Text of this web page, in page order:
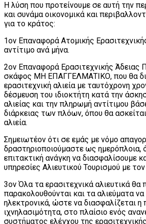
Η λύση που προτείνουμε σε αυτή την
και συνάμα οικονομικά και
για το κράτος:
1ον Επαναφορά Ατομικής
αντίτιμο ανά μήνα.
2ον Επαναφορά Ερασιτεχνικής Άδειας
σκάφος ΜΗ ΕΠΑΓΓΕΛΜΑΤΙΚΟ, που θα
ερασιτεχνική αλιεία με ταυτόχρονη
δέσμευση του ιδιοκτήτη κατά την
αλιείας και την πληρωμή αντίτιμου
διάρκειας των πλόων, όπου θα
αλιεία.
Σημειωτέον ότι σε εμάς με νόμο
δραστηριοποιούμαστε ως ημερόπλοια,
επιτακτική ανάγκη να διασφαλίσουμε
υπηρεσίες Αλιευτικού Τουρισμού με
3ον Όλα τα ερασιτεχνικά αλιευτικά θα
παρακολουθούνται και τα αλιεύματα
ηλεκτρονικά, ώστε να διασφαλίζεται η
ιχνηλασιμότητα, στο πλαίσιο ενός
συστήματος ελέγχου της